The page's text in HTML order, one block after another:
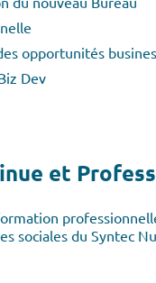
opportunités
Dev
et
sociales du Syntec